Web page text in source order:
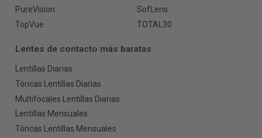
PureVision
SofLens
TopVue
TOTAL30
Lentes de contacto más baratas
Lentillas Diarias
Tóricas Lentillas Diarias
Multifocales Lentillas Diarias
Lentillas Mensuales
Tóricas Lentillas Mensuales